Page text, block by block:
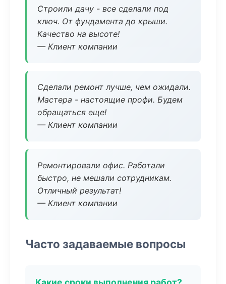
Строили дачу - все сделали под
ключ. От фундамента до крыши.
Качество на высоте!
— Клиент компании
Сделали ремонт лучше, чем ожидали.
Мастера - настоящие профи. Будем
обращаться еще!
— Клиент компании
Ремонтировали офис. Работали
быстро, не мешали сотрудникам.
Отличный результат!
— Клиент компании
Часто задаваемые вопросы